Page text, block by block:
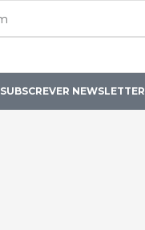
SUBSCREVER NEWSLETTER